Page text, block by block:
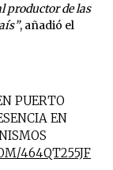
productor de las
, añadió el
PUERTO
EN
464QT255JF